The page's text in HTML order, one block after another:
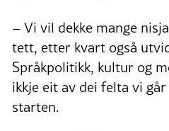
– Vi vil dekke mange
tett, etter kvart også
Språkpolitikk, kultur og
ikkje eit av dei felta vi
starten.